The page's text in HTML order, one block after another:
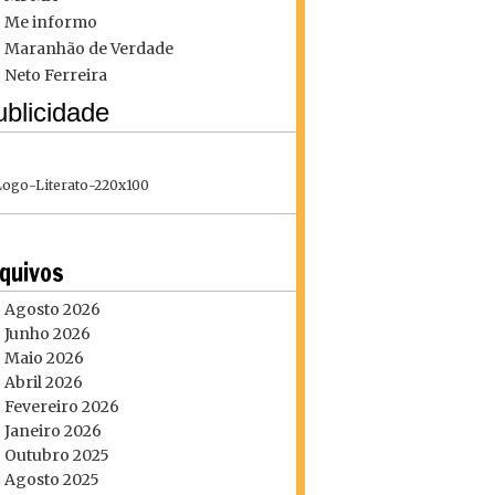
Me informo
Maranhão de Verdade
Neto Ferreira
Agosto 2026
Junho 2026
Maio 2026
Abril 2026
Fevereiro 2026
Janeiro 2026
Outubro 2025
Agosto 2025